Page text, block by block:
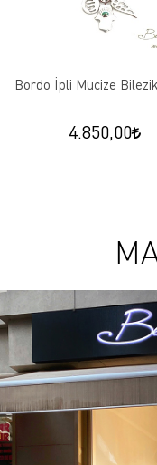
Bordo İpli Mucize
4.850,00